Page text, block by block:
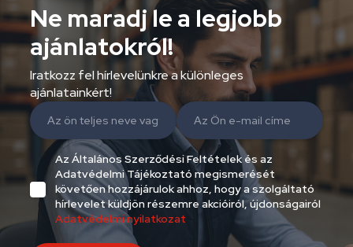
Ne maradj le a legjobb
ajánlatokról!
Iratkozz fel hírlevelünkre a különleges
ajánlatainkért!
Az Általános Szerződési Feltételek és az
Adatvédelmi Tájékoztató megismerését
követően hozzájárulok ahhoz, hogy a szolgáltató
hírlevelet küldjön részemre akcióiról, újdonságairól
Adatvédelmi nyilatkozat